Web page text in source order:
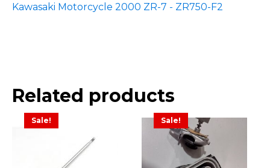
Kawasaki Motorcycle 2000 ZR-7 - ZR750-F2
Related products
Sale! Sale!